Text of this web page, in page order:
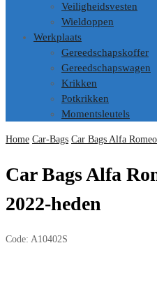
Veiligheidsvesten
Wieldoppen
Werkplaats
Gereedschapskoffer
Gereedschapswagen
Krikken
Potkrikken
Momentsleutels
Home Car-Bags Car Bags Alfa Romeo
Car Bags Alfa
2022-heden
Code: A10402S